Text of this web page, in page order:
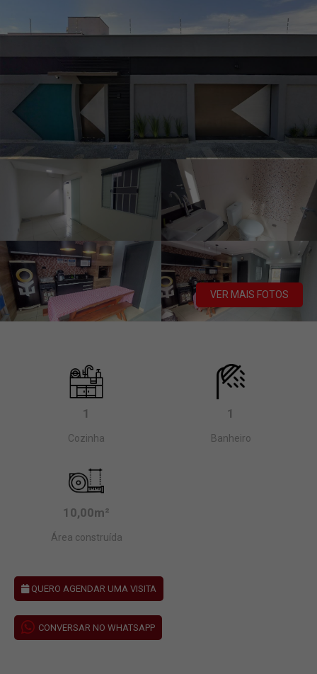
VER MAIS FOTOS
1
Cozinha
1
Banheiro
10,00m²
Área construída
QUERO AGENDAR UMA VISITA
CONVERSAR NO WHATSAPP